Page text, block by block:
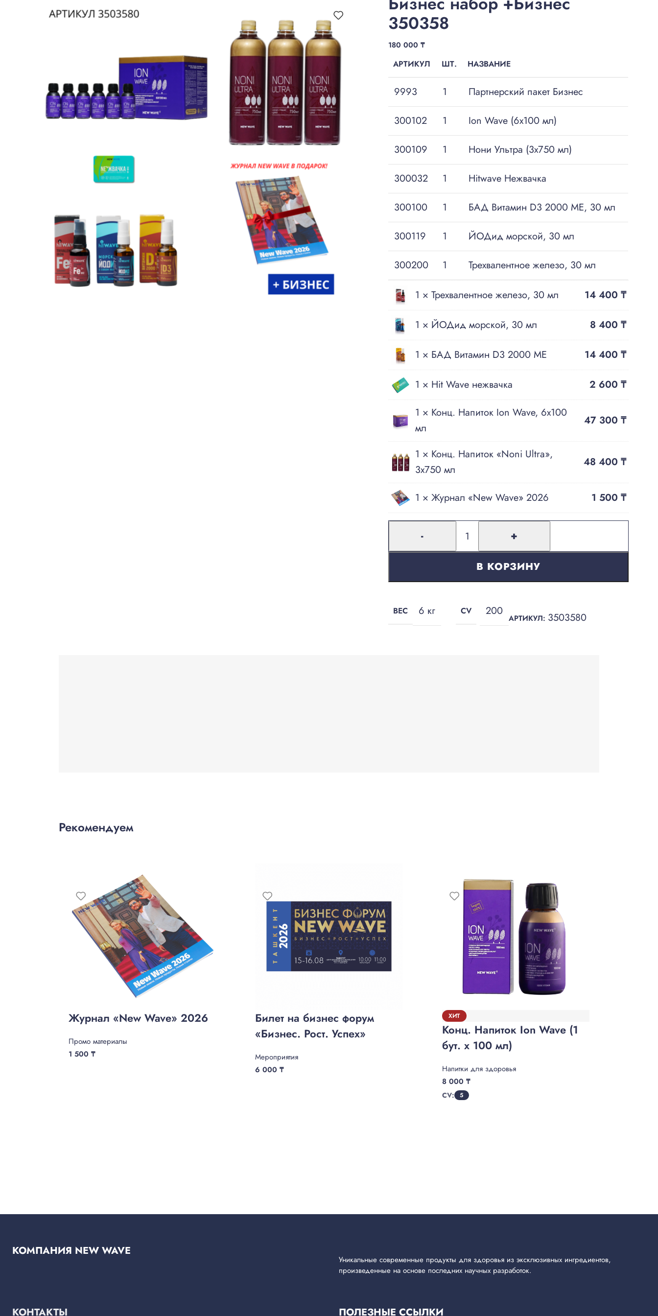
350358
180 000₸
АРТИКУЛ ШТ. НАЗВАНИЕ
9993 1 Партнерский пакет Бизнес
300102 1 Ion Wave (6х100 мл)
300109 1 Нони Ультра (3х750 мл)
300032 1 Hitwave Нежвачка
300100 1 БАД Витамин D3 2000 ME, 30 мл
300119 1 ЙОДид морской, 30 мл
300200 1 Трехвалентное железо, 30 мл
1 ×Трехвалентное железо, 30 мл 14 400 ₸
1 × ЙОДид морской, 30 мл 8 400 ₸
1 × БАД Витамин D3 2000 ME 14 400 ₸
1 × Hit Wave нежвачка 2 600 ₸
1 × Конц. Напиток Ion Wave, 6х100
мл
47 300 ₸
1 × Конц. Напиток «Noni Ultra»,
3х750 мл
48 400 ₸
1 ×Журнал «New Wave» 2026 1 500 ₸
- +
В КОРЗИНУ
ВЕС 6 кг CV 200
АРТИКУЛ: 3503580
Рекомендуем
Журнал «New Wave» 2026
Промо материалы
1 500 ₸
Билет на бизнес форум
«Бизнес. Рост. Успех»
Мероприятия
6 000₸
ХИТ
Конц. Напиток Ion Wave (1
бут. х 100 мл)
Напитки для здоровья
8 000 ₸
CV: 5
КОМПАНИЯ NEW WAVE
Уникальные современные продукты для здоровья из эксклюзивных ингредиентов,
произведенные на основе последних научных разработок.
КОНТАКТЫ ПОЛЕЗНЫЕ ССЫЛКИ